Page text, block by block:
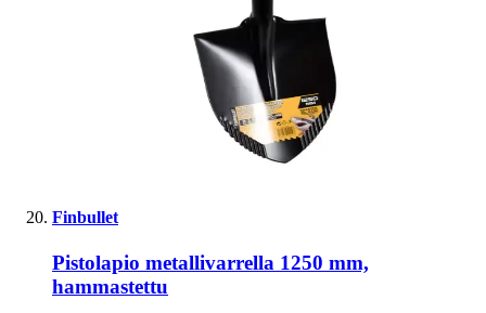
Finbullet
Pistolapio metallivarrella 1250 mm,
hammastettu